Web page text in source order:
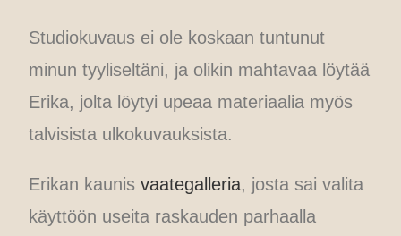
Studiokuvaus ei ole koskaan tuntunut
minun tyyliseltäni, ja olikin mahtavaa löytää
Erika, jolta löytyi upeaa materiaalia myös
talvisista ulkokuvauksista.
Erikan kaunisvaategalleria, josta sai valita
käyttöön useita raskauden parhaalla